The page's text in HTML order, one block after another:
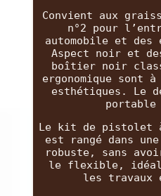
Convient aux
n°2 pour
automobile et des
Aspect noir et
boîtier noir
ergonomique sont
esthétiques. Le
Le kit de pistolet
est rangé dans
robuste, sans
le flexible,
les travaux